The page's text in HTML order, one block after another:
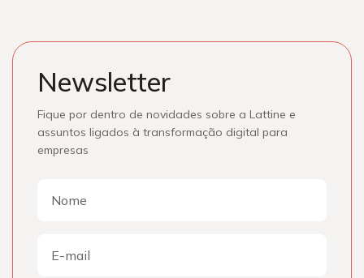
Newsletter
Fique por dentro de novidades sobre a Lattine e
assuntos ligados à transformação digital para
empresas
mail